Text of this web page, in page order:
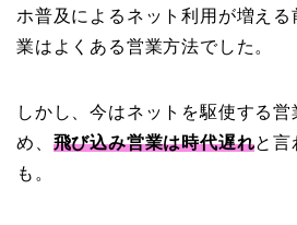
ホ普及によるネット利用が増え
業はよくある営業方法でした。
しかし、今はネットを駆使する
め、 飛び込み営業は時代遅れと言
も。